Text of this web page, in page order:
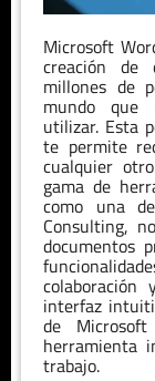
Microsoft
creación de
millones de
mundo que
utilizar. Esta
te permite
cualquier
gama de
como una
Consulting,
documentos
interfaz
de
herramienta
trabajo.